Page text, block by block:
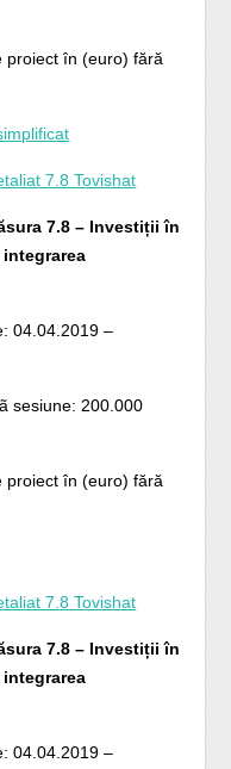
proiect în (euro) fără
7.8 Tovishat
7.8 – Investiții în
04.04.2019 –
sesiune: 200.000
proiect în (euro) fără
7.8 Tovishat
7.8 – Investiții în
04.04.2019 –